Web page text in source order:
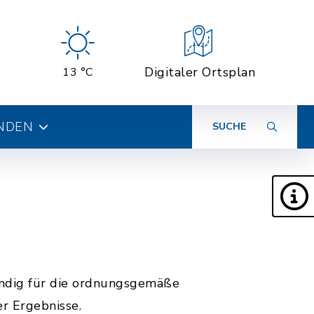
13 °C Digitaler Ortsplan
SUCHE
für die ordnungsgemäße
Ergebnisse.